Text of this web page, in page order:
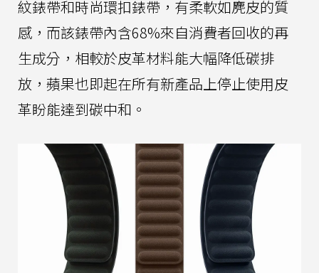
紋錶帶和時尚環扣錶帶，有柔軟如麂皮的質
感，而該錶帶內含68%來自消費者回收的再
生成分，相較於皮革材料能大幅降低碳排
放，蘋果也即起在所有新產品上停止使用皮
革盼能達到碳中和。